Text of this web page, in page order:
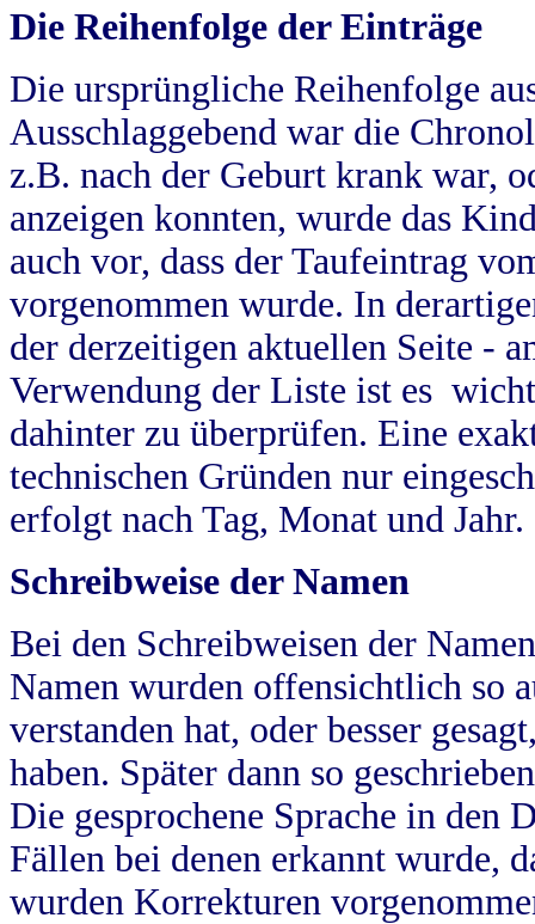
Die Reihenfolge der Einträge
Die ursprüngliche Reihenfolge
Ausschlaggebend war die
z.B. nach der Geburt krank war,
anzeigen konnten, wurde das
auch vor, dass der Taufeintrag
vorgenommen wurde. In
der derzeitigen aktuellen Seite -
Verwendung der Liste ist es
dahinter zu überprüfen. Eine
technischen Gründen nur
erfolgt nach Tag, Monat und Jahr.
Schreibweise der Namen
Bei den Schreibweisen der
Namen wurden offensichtlich so
verstanden hat, oder besser
haben. Später dann so
Die gesprochene Sprache in
Fällen bei denen erkannt wurde,
wurden Korrekturen